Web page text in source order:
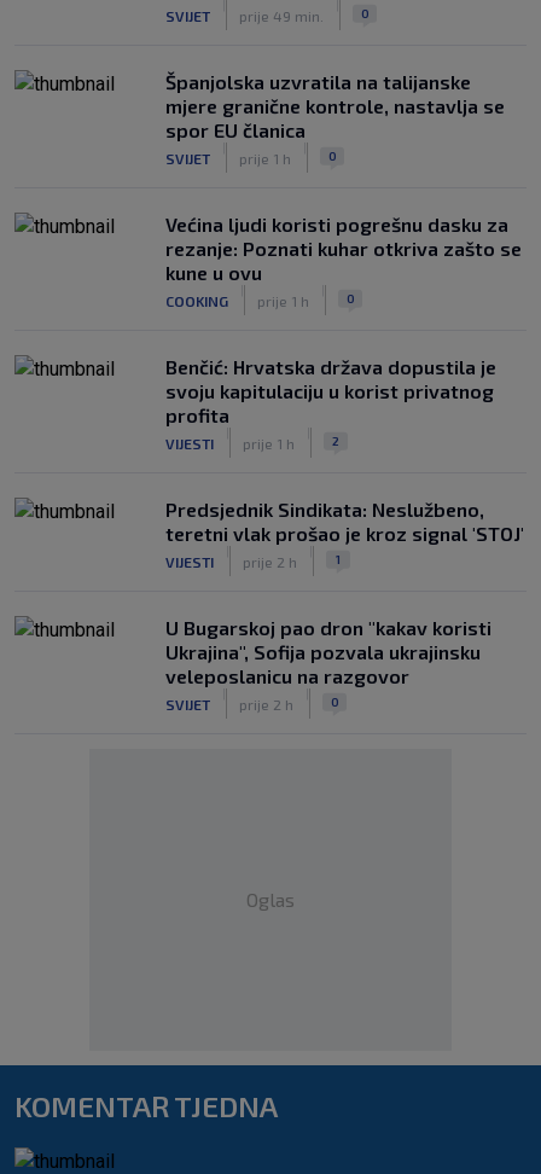
SVIJET prije 49 min. 0
Španjolska uzvratila na talijanske
mjere granične kontrole, nastavlja se
spor EU članica
SVIJET prije 1 h 0
Većina ljudi koristi pogrešnu dasku za
rezanje: Poznati kuhar otkriva zašto se
kune u ovu
COOKING prije 1 h 0
Benčić: Hrvatska država dopustila je
svoju kapitulaciju u korist privatnog
profita
VIJESTI prije 1 h 2
Predsjednik Sindikata: Neslužbeno,
teretni vlak prošao je kroz signal 'STOJ'
VIJESTI prije 2 h 1
U Bugarskoj pao dron "kakav koristi
Ukrajina", Sofija pozvala ukrajinsku
veleposlanicu na razgovor
SVIJET prije 2 h 0
Oglas
KOMENTAR TJEDNA